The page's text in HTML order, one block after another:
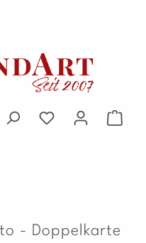
Du hast 0 Produkte
- Doppelkarte